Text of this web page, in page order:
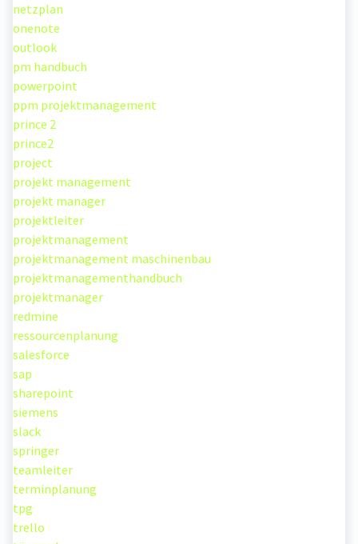
netzplan
onenote
outlook
pm handbuch
powerpoint
ppm projektmanagement
prince 2
prince2
project
projekt management
projekt manager
projektleiter
projektmanagement
projektmanagement maschinenbau
projektmanagementhandbuch
projektmanager
redmine
ressourcenplanung
salesforce
sap
sharepoint
siemens
slack
springer
teamleiter
terminplanung
tpg
trello